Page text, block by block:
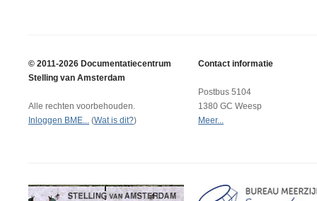
© 2011-2026 Documentatiecentrum
Stelling van Amsterdam
Alle rechten voorbehouden.
Inloggen BME... (Wat is dit?)
Contact informatie
Postbus 5104
1380 GC Weesp
Meer...